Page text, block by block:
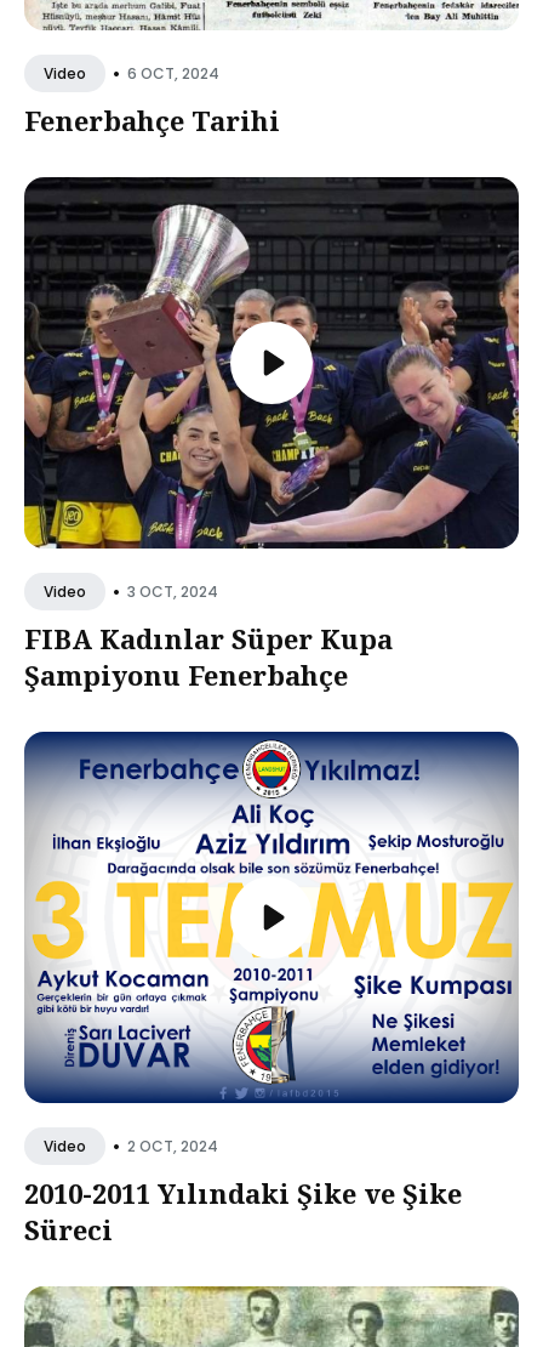
Video • 6 OCT, 2024
Fenerbahçe Tarihi
Video • 3 OCT, 2024
FIBA Kadınlar Süper Kupa
Şampiyonu Fenerbahçe
Video • 2 OCT, 2024
2010-2011 Yılındaki Şike ve Şike
Süreci